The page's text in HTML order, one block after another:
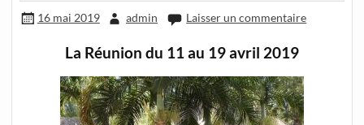
16 mai 2019 admin Laisser un commentaire
La Réunion du 11 au 19 avril 2019